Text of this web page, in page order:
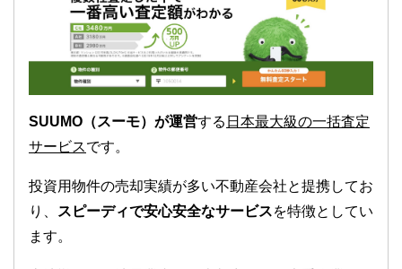
SUUMO（スーモ）が運営する 日本最大級の一括査定
サービスです。
投資用物件の売却実績が多い不動産会社と提携してお
り、
スピーディで安心安全なサービスを特徴としてい
ます。